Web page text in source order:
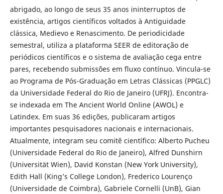
abrigado, ao longo de seus 35 anos ininterruptos de
existência, artigos científicos voltados à Antiguidade
clássica, Medievo e Renascimento. De periodicidade
semestral, utiliza a plataforma SEER de editoração de
periódicos científicos e o sistema de avaliação cega entre
pares, recebendo submissões em fluxo contínuo. Vincula-se
ao Programa de Pós-Graduação em Letras Clássicas (PPGLC)
da Universidade Federal do Rio de Janeiro (UFRJ). Encontra-
se indexada em The Ancient World Online (AWOL) e
Latindex. Em suas 36 edições, publicaram artigos
importantes pesquisadores nacionais e internacionais.
Atualmente, integram seu comitê científico: Alberto Pucheu
(Universidade Federal do Rio de Janeiro), Alfred Dunshirn
(Universität Wien), David Konstan (New York University),
Edith Hall (King’s College London), Frederico Lourenço
(Universidade de Coimbra), Gabriele Cornelli (UnB), Gian